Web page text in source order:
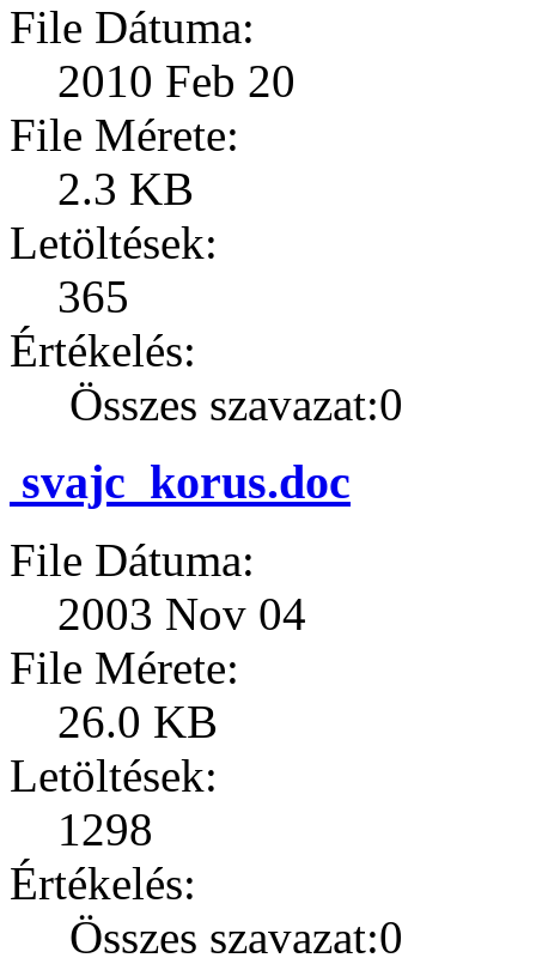
File Dátuma:
2010 Feb 20
File Mérete:
2.3 KB
Letöltések:
365
Értékelés:
Összes szavazat:0
svajc_korus.doc
File Dátuma:
2003 Nov 04
File Mérete:
26.0 KB
Letöltések:
1298
Értékelés:
Összes szavazat:0